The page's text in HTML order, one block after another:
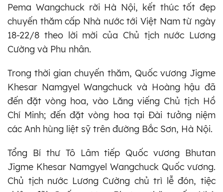
Pema Wangchuck rời Hà Nội, kết thúc tốt đẹp
chuyến thăm cấp Nhà nước tới Việt Nam từ ngày
18-22/8 theo lời mời của Chủ tịch nước Lương
Cường và Phu nhân.
Trong thời gian chuyến thăm, Quốc vương Jigme
Khesar Namgyel Wangchuck và Hoàng hậu đã
đến đặt vòng hoa, vào Lăng viếng Chủ tịch Hồ
Chí Minh; đến đặt vòng hoa tại Đài tưởng niệm
các Anh hùng liệt sỹ trên đường Bắc Sơn, Hà Nội.
Tổng Bí thư Tô Lâm tiếp Quốc vương Bhutan
Jigme Khesar Namgyel Wangchuck Quốc vương.
Chủ tịch nước Lương Cường chủ trì lễ đón, tiệc